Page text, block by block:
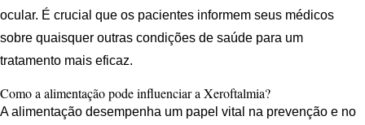
ocular. É crucial que os pacientes informem seus médicos
sobre quaisquer outras condições de saúde para um
tratamento mais eficaz.
Como a alimentação pode influenciar a Xeroftalmia?
A alimentação desempenha um papel vital na prevenção e no